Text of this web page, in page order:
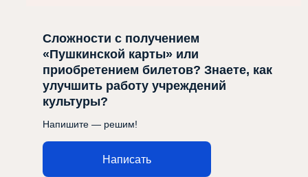
Сложности с получением
«Пушкинской карты» или
приобретением билетов? Знаете, как
улучшить работу учреждений
культуры?
Напишите — решим!
Написать